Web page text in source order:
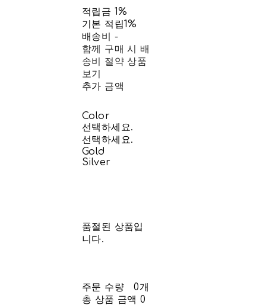
적립금 1%
기본 적립1%
배송비 -
함께 구매 시 배
송비 절약 상품
보기
추가 금액
Color
선택하세요.
선택하세요.
Gold
Silver
품절된 상품입
니다.
주문 수량
0개
총 상품 금액 0